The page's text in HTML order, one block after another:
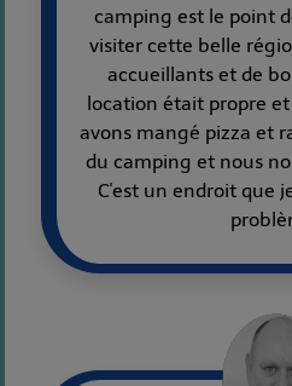
camping est le point
visiter cette belle
accueillants et de
location était propre
avons mangé pizza et
du camping et nous
C'est un endroit que